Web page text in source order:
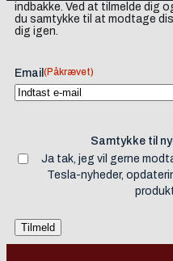
indbakke. Ved at tilmelde dig
du samtykke til at modtage
dig igen.
Email (Påkrævet)
Samtykke til
Ja tak, jeg vil gerne
Tesla-nyheder,